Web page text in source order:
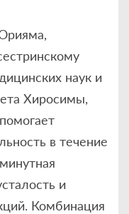
наук и
Хиросимы,
в течение
и
Комбинация